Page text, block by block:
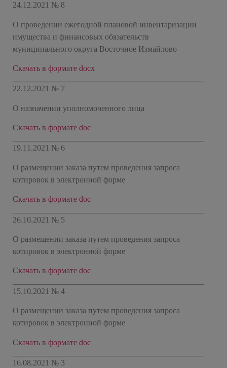
24.12.2021 № 8
О проведении ежегодной плановой инвентаризации
имущества и финансовых обязательств
муниципального округа Восточное Измайлово
Скачать в формате docx
22.12.2021 № 7
О назначении уполномоченного лица
Скачать в формате doc
19.11.2021 № 6
О размещении заказа путем проведения запроса
котировок в электронной форме
Скачать в формате doc
26.10.2021 № 5
О размещении заказа путем проведения запроса
котировок в электронной форме
Скачать в формате doc
15.10.2021 № 4
О размещении заказа путем проведения запроса
котировок в электронной форме
Скачать в формате doc
16.08.2021 № 3